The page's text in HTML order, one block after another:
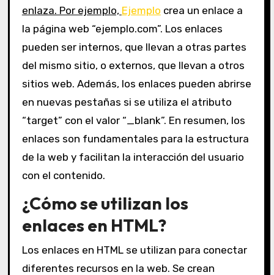
enlaza. Por ejemplo, Ejemplo crea un enlace a
la página web “ejemplo.com”. Los enlaces
pueden ser internos, que llevan a otras partes
del mismo sitio, o externos, que llevan a otros
sitios web. Además, los enlaces pueden abrirse
en nuevas pestañas si se utiliza el atributo
“target” con el valor “_blank”. En resumen, los
enlaces son fundamentales para la estructura
de la web y facilitan la interacción del usuario
con el contenido.
¿Cómo se utilizan los
enlaces en HTML?
Los enlaces en HTML se utilizan para conectar
diferentes recursos en la web. Se crean